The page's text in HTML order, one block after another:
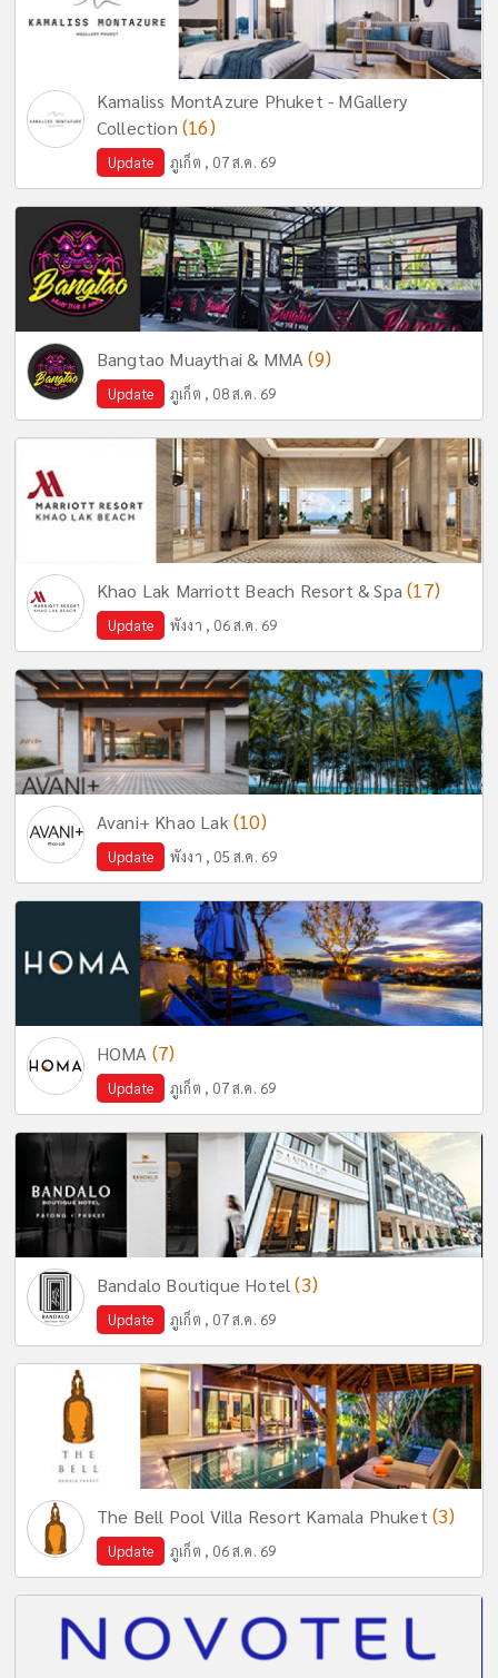
Kamaliss MontAzure Phuket - MGallery
Collection (16)
Update ภูเก็ต , 07 ส.ค. 69
Bangtao Muaythai & MMA(9)
Update ภูเก็ต , 08 ส.ค. 69
Khao Lak Marriott Beach Resort & Spa(17)
Update พังงา , 06 ส.ค. 69
Avani+ Khao Lak (10)
Update พังงา , 05 ส.ค. 69
HOMA (7)
Update ภูเก็ต , 07 ส.ค. 69
Bandalo Boutique Hotel(3)
Update ภูเก็ต , 07 ส.ค. 69
The Bell Pool Villa Resort Kamala Phuket (3)
Update ภูเก็ต , 06 ส.ค. 69